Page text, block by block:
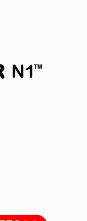
aceite de naranja.